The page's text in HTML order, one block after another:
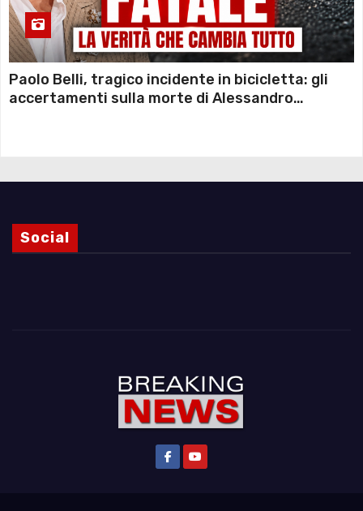
Paolo Belli, tragico incidente in bicicletta: gli
accertamenti sulla morte di Alessandro
Social